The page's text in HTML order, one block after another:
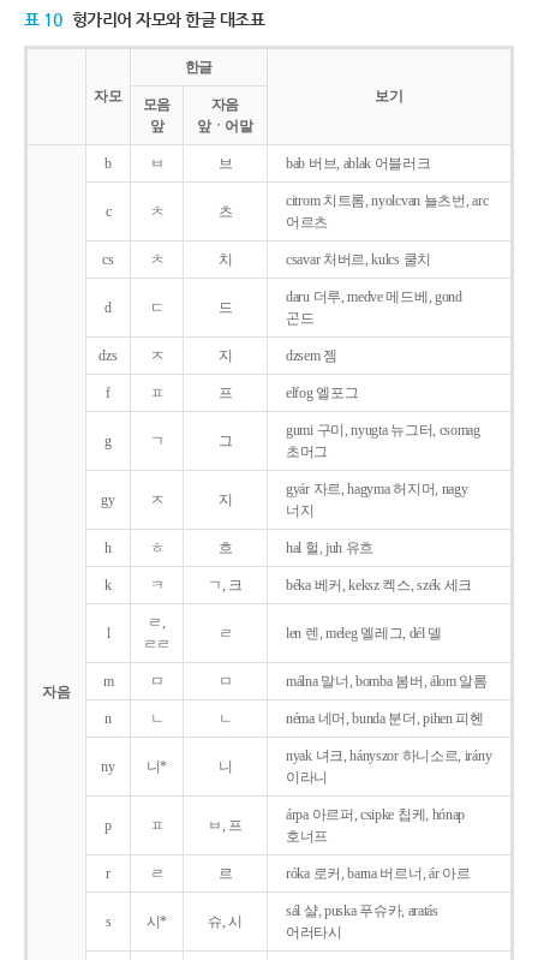
표 10 헝가리어 자모와 한글 대조표
자모
한글
보기
모음
앞
자음
앞ㆍ어말
자음
b ㅂ 브 bab 버브, ablak 어블러크
c ㅊ 츠
citrom 치트롬, nyolcvan 뇰츠번, arc
어르츠
cs ㅊ 치 csavar 처버르, kulcs 쿨치
d ㄷ 드
daru 더루, medve 메드베, gond
곤드
dzs ㅈ 지 dzsem 젬
f ㅍ 프 elfog 엘포그
g ㄱ 그
gumi 구미, nyugta 뉴그터, csomag
초머그
gy ㅈ 지
gyár 자르, hagyma 허지머, nagy
너지
h ㅎ 흐 hal 헐, juh 유흐
k ㅋ ㄱ, 크 béka 베커, keksz 켁스, szék 세크
l
ㄹ,
ㄹㄹ
ㄹ len 렌, meleg 멜레그, dél 델
m ㅁ ㅁ málna 말너, bomba 봄버, álom 알롬
n ㄴ ㄴ néma 네머, bunda 분더, pihen 피헨
ny 니* 니
nyak 녀크, hányszor 하니소르, irány
이라니
p ㅍ ㅂ, 프
árpa 아르퍼, csipke 칩케, hónap
호너프
r ㄹ 르 róka 로커, barna 버르너, ár 아르
s 시* 슈, 시
sál 샬, puska 푸슈카, aratás
어러타시